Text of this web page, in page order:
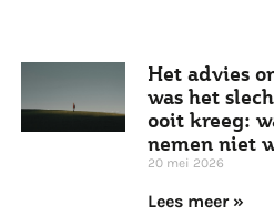
Het advies
was het
ooit kreeg:
nemen niet
20 mei 2026
Lees meer »